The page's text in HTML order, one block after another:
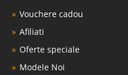
Vouchere cadou
Afiliati
Oferte speciale
Modele Noi